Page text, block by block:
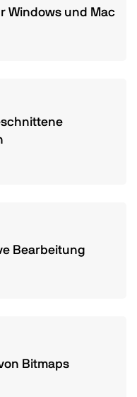
Windows und Mac
Bearbeitung
Bitmaps